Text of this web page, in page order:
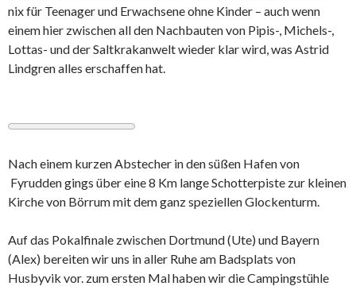
nix für Teenager und Erwachsene ohne Kinder – auch wenn
einem hier zwischen all den Nachbauten von Pipis-, Michels-,
Lottas- und der Saltkrakanwelt wieder klar wird, was Astrid
Lindgren alles erschaffen hat.
Nach einem kurzen Abstecher in den süßen Hafen von
Fyrudden gings über eine 8 Km lange Schotterpiste zur kleinen
Kirche von Börrum mit dem ganz speziellen Glockenturm.
Auf das Pokalfinale zwischen Dortmund (Ute) und Bayern
(Alex) bereiten wir uns in aller Ruhe am Badsplats von
Husbyvik vor. zum ersten Mal haben wir die Campingstühle